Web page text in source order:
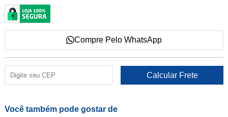
Compre Pelo WhatsApp
Você também pode gostar de